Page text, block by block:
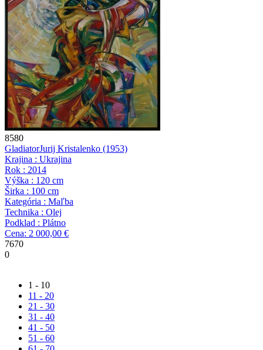
8580
GladiatorJurij Kristalenko (1953)
Krajina : Ukrajina
Rok : 2014
Výška : 120 cm
Širka : 100 cm
Kategória : Maľba
Technika : Olej
Podklad : Plátno
Cena: 2 000,00 €
7670
0
1 - 10
11 - 20
21 - 30
31 - 40
41 - 50
51 - 60